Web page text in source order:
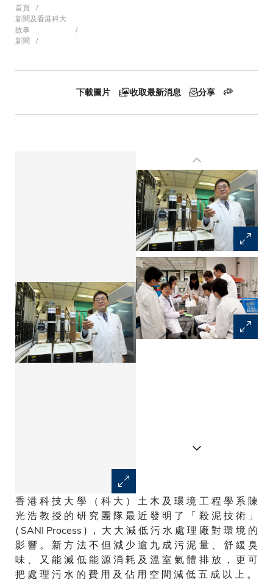
導
航
連
首頁
新聞及香港科大
故事
新聞
下載圖片 收取最新消息 分享
陳 光 浩 教 授 的 研 究 團 隊 率
先 應 用 「 硫 酸 鹽 還 原 菌 」
淨 化 污 水 ， 大 幅 減 少 製 造
污 泥 達 九 成 以 上 。
香 港 科 技 大 學 （ 科 大 ） 土 木 及 環 境 工 程 學 系 陳
光 浩 教 授 的 研 究 團 隊 最 近 發 明 了 「 殺 泥 技 術 」
( SANI Process ) ， 大 大 減 低 污 水 處 理 廠 對 環 境 的
影 響 。 新 方 法 不 但 減 少 逾 九 成 污 泥 量 、 舒 緩 臭
味 、 又 能 減 低 能 源 消 耗 及 溫 室 氣 體 排 放 ， 更 可
把 處 理 污 水 的 費 用 及 佔 用 空 間 減 低 五 成 以 上 。